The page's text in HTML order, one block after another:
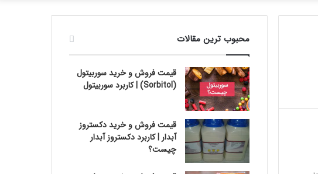
برای
محبوب ترین مقالات
قیمت فروش و خرید سوربیتول
(Sorbitol) | کاربرد سوربیتول
قیمت فروش و خرید دکستروز
آبدار | کاربرد دکستروز آبدار
چیست؟